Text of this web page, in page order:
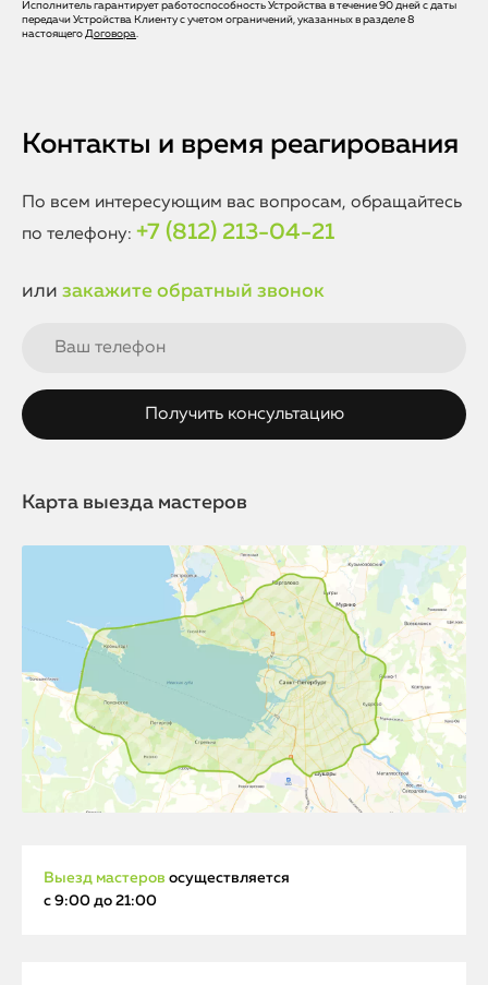
как можно быстрее обратиться в сервис для ремонта.
Ремонт с устранением короткого замыкания требует
высокой квалификации и точности. Наши мастера
ремонта.
Исполнитель гарантирует работоспособность Устройства в течение 90 дней с даты
передачи Устройства Клиенту с учетом ограничений, указанных в разделе 8
настоящего Договора.
Контакты и время реагирования
По всем интересующим вас вопросам, обращайтесь
по телефону: +7 (812) 213-04-21
или закажите обратный звонок
Карта выезда мастеров
Выезд мастеров осуществляется
с 9:00 до 21:00